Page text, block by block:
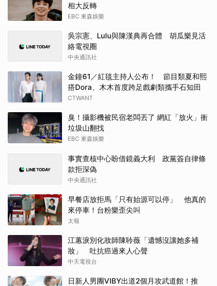
相大反轉
EBC 東森娛樂
吳宗憲、Lulu與陳漢典再合體 胡瓜樂見活
絡電視圈
中央通訊社
金鐘61／紅毯主持人公布！ 節目類夏和熙
搭Dora、木木首度跨足戲劇類攜手石知田
CTWANT
臭！攝影機被民宿老闆丟了 網紅「放火」衝
垃圾山翻找
EBC 東森娛樂
事實查核中心盼借鏡義大利 政黨簽自律條
款拒深偽
中央通訊社
早餐店放拒馬「只有始源可以停」 他真的
來停車！台粉樂歪尖叫
太報
江蕙淚別化妝師陳聆薇「遺憾沒讓她多補
妝」 吐抗癌過來人心聲
中天電視台
日新人男團VIBY出道2個月攻武道館！推